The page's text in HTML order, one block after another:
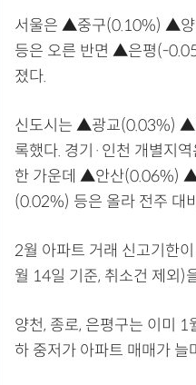
서울은 ▲중구(0.10%) ▲
등은 오른 반면 ▲은평(-
졌다.
신도시는 ▲광교(0.03%) ▲
록했다. 경기·인천 개별
한 가운데 ▲안산(0.06%)
(0.02%) 등은 올라 전주 대
2월 아파트 거래 신고기한
월 14일 기준, 취소건 제외)
양천, 종로, 은평구는 이미 1
하 중저가 아파트 매매가